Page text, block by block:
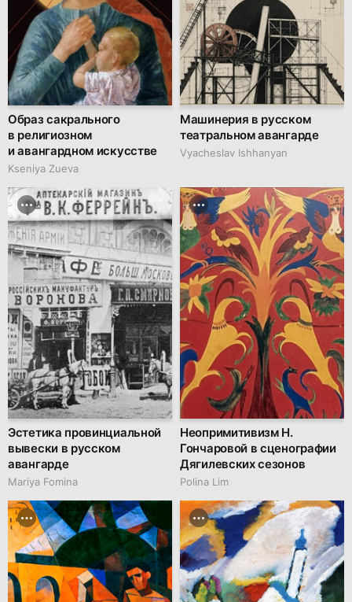
Образ сакрального
в религиозном
и авангардном искусстве
Kseniya Zueva
Машинерия в русском
театральном авангарде
Vyacheslav Ishhanyan
Эстетика провинциальной
вывески в русском
авангарде
Mariya Fomina
Неопримитивизм Н.
Гончаровой в сценографии
Дягилевских сезонов
Polina Lim